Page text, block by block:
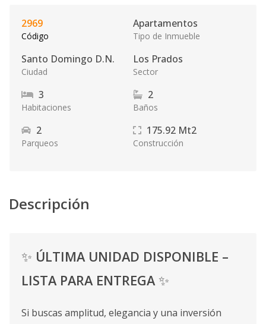
2969
Código
Apartamentos
Tipo de Inmueble
Santo Domingo D.N.
Ciudad
Los Prados
Sector
3
Habitaciones
2
Baños
2
Parqueos
175.92 Mt2
Construcción
Descripción
✨ ÚLTIMA UNIDAD DISPONIBLE –
LISTA PARA ENTREGA✨
Si buscas amplitud, elegancia y una inversión